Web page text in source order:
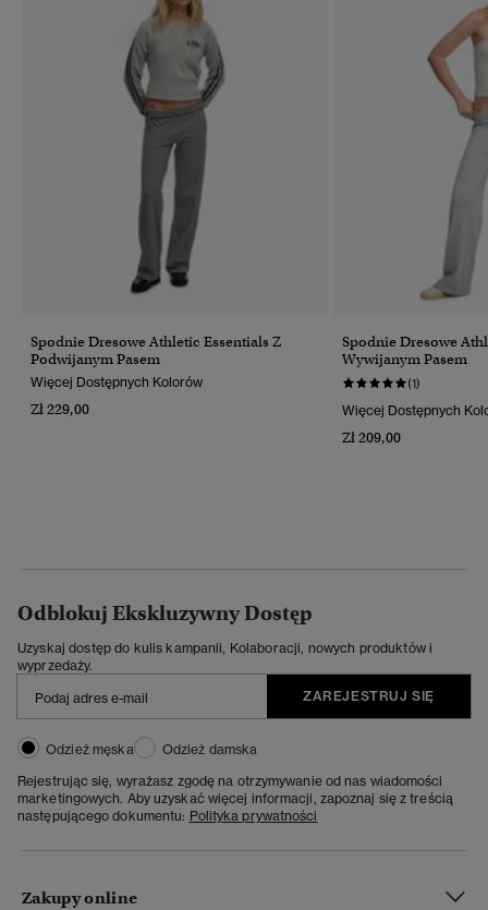
Spodnie Dresowe Athletic Essentials Z
Podwijanym Pasem
Więcej Dostępnych Kolorów
Zł 229,00
Spodnie Dresowe
Wywijanym Pasem
(1)
Więcej Dostępnych
Zł 209,00
Odblokuj Ekskluzywny Dostęp
Uzyskaj dostęp do kulis kampanii, Kolaboracji, nowych produktów i
wyprzedaży.
ZAREJESTRUJ SIĘ
Odzież męska
Odzież damska
Rejestrując się, wyrażasz zgodę na otrzymywanie od nas wiadomości
marketingowych. Aby uzyskać więcej informacji, zapoznaj się z treścią
następującego dokumentu: Polityka prywatności
Zakupy online